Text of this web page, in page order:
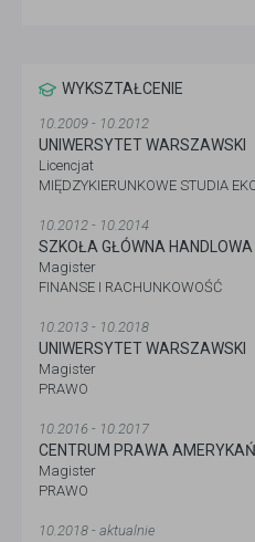
WYKSZTAŁCENIE
10.2009 - 10.2012
UNIWERSYTET WARSZAWSKI
Licencjat
MIĘDZYKIERUNKOWE STUDIA
10.2012 - 10.2014
SZKOŁA GŁÓWNA HANDLOWA
Magister
FINANSE I RACHUNKOWOŚĆ
10.2013 - 10.2018
UNIWERSYTET WARSZAWSKI
Magister
PRAWO
10.2016 - 10.2017
CENTRUM PRAWA
Magister
PRAWO
10.2018 - aktualnie